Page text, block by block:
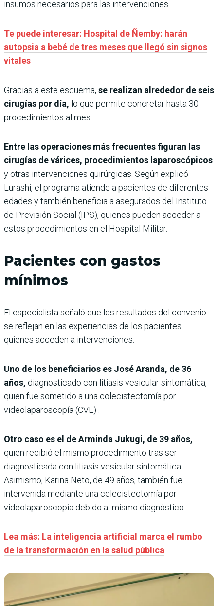
insumos necesarios para las intervenciones.
Te puede interesar: Hospital de Ñemby: harán
autopsia a bebé de tres meses que llegó sin signos
vitales
Gracias a este esquema, se realizan alrededor de seis
cirugías por día, lo que permite concretar hasta 30
procedimientos al mes.
Entre las operaciones más frecuentes figuran las
cirugías de várices, procedimientos laparoscópicos
y otras intervenciones quirúrgicas. Según explicó
Lurashi, el programa atiende a pacientes de diferentes
edades y también beneficia a asegurados del Instituto
de Previsión Social (IPS), quienes pueden acceder a
estos procedimientos en el Hospital Militar.
Pacientes con gastos
mínimos
El especialista señaló que los resultados del convenio
se reflejan en las experiencias de los pacientes,
quienes acceden a intervenciones.
Uno de los beneficiarios es José Aranda, de 36
años, diagnosticado con litiasis vesicular sintomática,
quien fue sometido a una colecistectomía por
videolaparoscopía (CVL) .
Otro caso es el de Arminda Jukugi, de 39 años,
quien recibió el mismo procedimiento tras ser
diagnosticada con litiasis vesicular sintomática.
Asimismo, Karina Neto, de 49 años, también fue
intervenida mediante una colecistectomía por
videolaparoscopía debido al mismo diagnóstico.
Lea más: La inteligencia artificial marca el rumbo
de la transformación en la salud pública